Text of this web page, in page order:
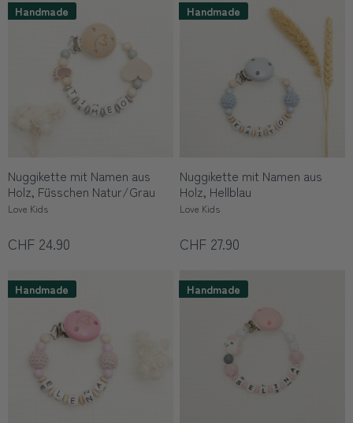
Handmade
Nuggikette mit Namen aus
Holz, Füsschen Natur/Grau
Love Kids
CHF 24.90
Handmade
Nuggikette mit Namen aus
Holz, Hellblau
Love Kids
CHF 27.90
Handmade Handmade